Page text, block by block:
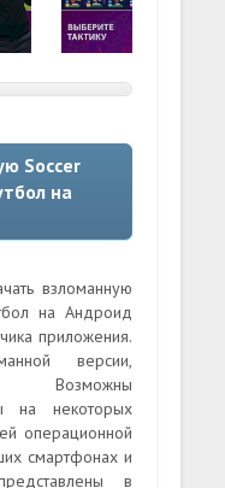
Soccer
на
взломанную
на Андроид
приложения.
версии,
Возможны
на некоторых
операционной
смартфонах и
в